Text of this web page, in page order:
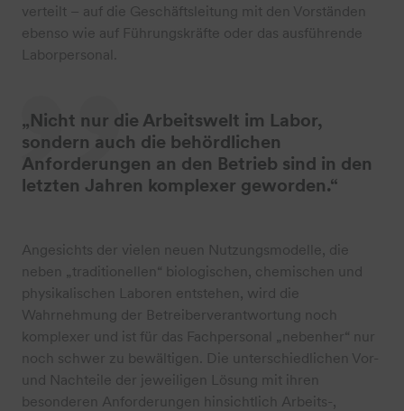
verteilt – auf die Geschäftsleitung mit den Vorständen
ebenso wie auf Führungskräfte oder das ausführende
Laborpersonal.
„Nicht nur die Arbeitswelt im Labor,
sondern auch die behördlichen
Anforderungen an den Betrieb sind in den
letzten Jahren komplexer geworden.“
Angesichts der vielen neuen Nutzungsmodelle, die
neben „traditionellen“ biologischen, chemischen und
physikalischen Laboren entstehen, wird die
Wahrnehmung der Betreiberverantwortung noch
komplexer und ist für das Fachpersonal „nebenher“ nur
noch schwer zu bewältigen. Die unterschiedlichen Vor-
und Nachteile der jeweiligen Lösung mit ihren
besonderen Anforderungen hinsichtlich Arbeits-,